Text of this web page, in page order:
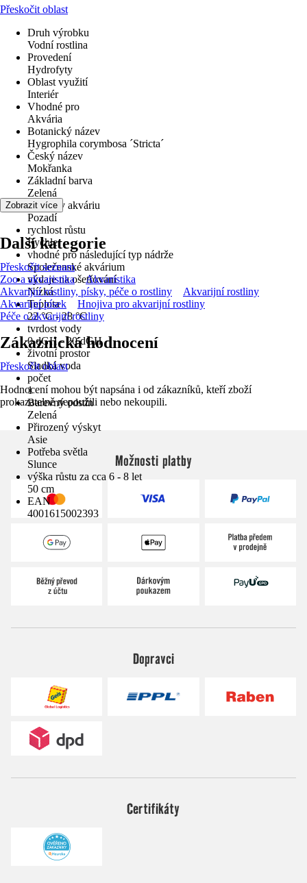
Přeskočit oblast
Druh výrobku
Vodní rostlina
Provedení
Hydrofyty
Oblast využití
Interiér
Vhodné pro
Akvária
Botanický název
Hygrophila corymbosa ´Stricta´
Český název
Mokřanka
Základní barva
Zelená
poloha v akváriu
Pozadí
rychlost růstu
Rychle
vhodné pro následující typ nádrže
Společenské akvárium
výdaje na ošetřování
Nízká
Teplota
22 °C - 28 °C
tvrdost vody
0 dGH - 20 dGH
životní prostor
Sladká voda
počet
1
Barevný odstín
Zelená
Přirozený výskyt
Asie
Potřeba světla
Slunce
výška růstu za cca 6 - 8 let
50 cm
EAN
4001615002393
Zobrazit více
Další kategorie
Přeskočit seznam
Zoo a akvaristika
Akvaristika
Akvarijní rostliny, písky, péče o rostliny
Akvarijní rostliny
Akvarijní písek
Hnojiva pro akvarijní rostliny
Péče o akvarijní rostliny
Zákaznická hodnocení
Přeskočit oblast
Hodnocení mohou být napsána i od zákazníků, kteří zboží
prokazatelně nepoužili nebo nekoupili.
Možnosti platby
Dopravci
Certifikáty